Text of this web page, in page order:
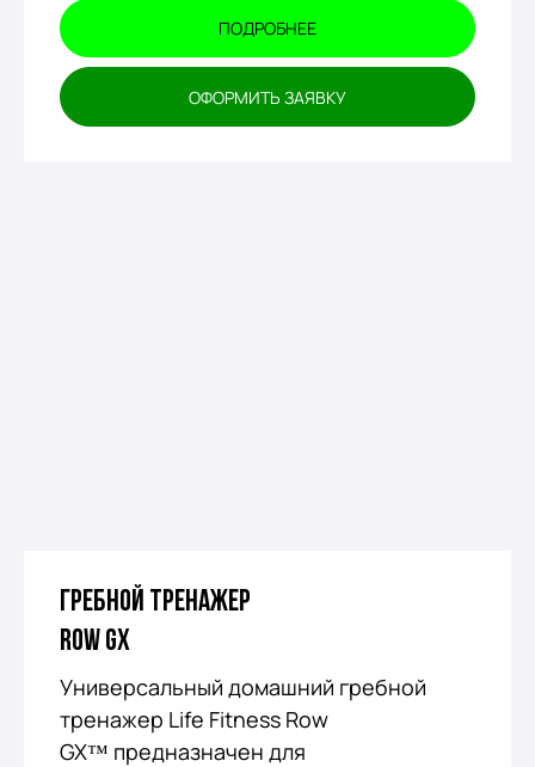
ПОДРОБНЕЕ
ОФОРМИТЬ ЗАЯВКУ
Гребной тренажер
Row GX
Универсальный домашний гребной
тренажер Life Fitness Row
GX™ предназначен для